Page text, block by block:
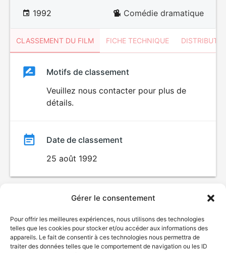
Gérer le consentement
Pour offrir les meilleures expériences, nous utilisons des technologies
telles que les cookies pour stocker et/ou accéder aux informations des
appareils. Le fait de consentir à ces technologies nous permettra de
traiter des données telles que le comportement de navigation ou les ID
1992 Comédie dramatique
CLASSEMENT DU FILM FICHE TECHNIQUE
ClassementClassement
Motifs de classement
Veuillez nous contacter pour plus de
détails.
Date de classement
25 août 1992